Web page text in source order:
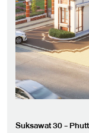
Suksawat 30 -